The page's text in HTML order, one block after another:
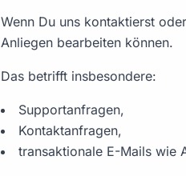
Wenn Du uns kontaktierst
Anliegen bearbeiten können.
Das betrifft insbesondere:
Supportanfragen,
Kontaktanfragen,
transaktionale E-Mails wie